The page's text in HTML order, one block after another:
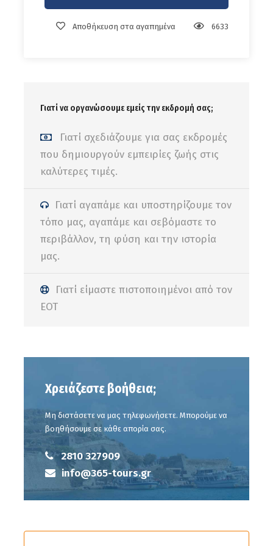
Αποθήκευση στα αγαπημένα 6633
Γιατί να οργανώσουμε εμείς την εκδρομή σας;
Γιατί σχεδιάζουμε για σας εκδρομές
που δημιουργούν εμπειρίες ζωής στις
καλύτερες τιμές.
Γιατί αγαπάμε και υποστηρίζουμε τον
τόπο μας, αγαπάμε και σεβόμαστε το
περιβάλλον, τη φύση και την ιστορία
μας.
Γιατί είμαστε πιστοποιημένοι από τον
ΕΟΤ
Χρειάζεστε βοήθεια;
Μη διστάσετε να μας τηλεφωνήσετε. Μπορούμε να
βοηθήσουμε σε κάθε απορία σας.
2810 327909
info@365-tours.gr
Πληροφορίες Αναχώρησης :
ΑπόΟύλωφ Πάλμε Ηράκλειο (
την τελική ώρα αναχώρησης και τα σημεία
επιβίβασης)
Η ανωτέρω τιμή περιλαμβάνει
Μετακίνηση με σύγχρονο ιδιόκτητο λεωφορείο
Γεύματα ποτά ή αναψυκτικά.